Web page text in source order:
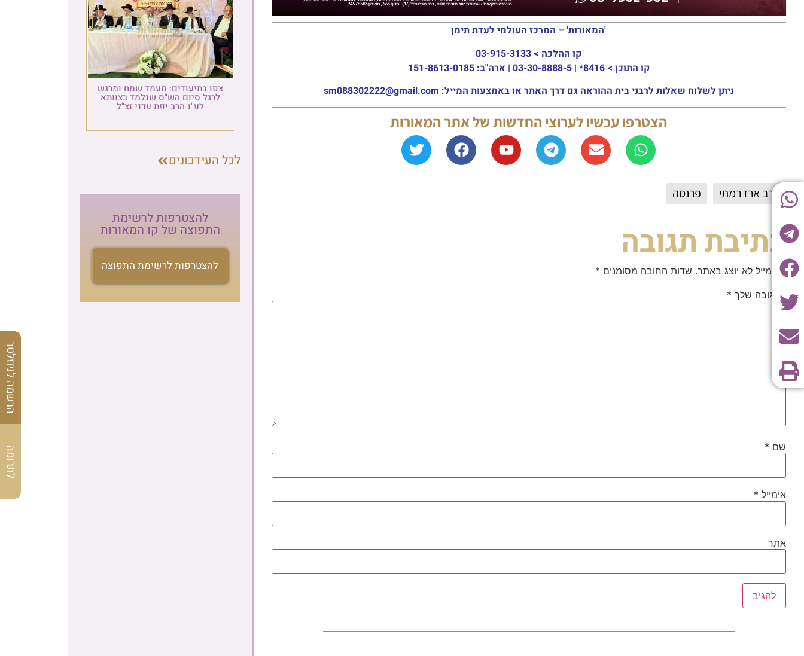
'המאורות' – המרכז העולמי לעדת תימן
קו ההלכה >
קו התוכן >8416* | 03-30-8888-5 | ארה"ב: 151-8613-0185
ניתן לשלוח שאלות לרבני בית ההוראה גם דרך האתר או באמצעות המייל: sm088302222@gmail.com
הצטרפו עכשיו לערוצי החדשות של אתר המאורות
הרב ארז רמתי פרנסה
כתיבת תגובה
האימייל לא יוצג באתר. שדות החובה מסומנים *
התגובה שלך *
שם *
אימייל *
אתר
צפו בתיעודים: מעמד שמח ומרגש
לרגל סיום הש"ס שנלמד בצוותא
לע"נ הרב יפת עדני זצ"ל
לכל העידכונים
להצטרפות לרשימת
התפוצה של קו המאורות
להצטרפות לרשימת התפוצה
הרשמה לניוזלטר
לתרומה